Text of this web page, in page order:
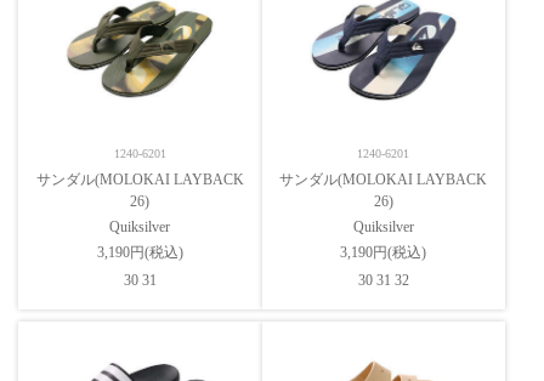
1240-6201
サンダル(MOLOKAI LAYBACK
26)
Quiksilver
3,190円(税込)
30 31
1240-6201
サンダル(MOLOKAI LAYBACK
26)
Quiksilver
3,190円(税込)
30 31 32